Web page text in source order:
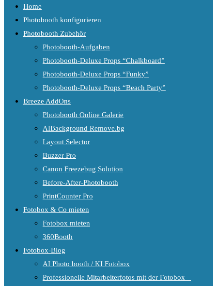
Home
Photobooth konfigurieren
Photobooth Zubehör
Photobooth-Aufgaben
Photobooth-Deluxe Props “Chalkboard”
Photobooth-Deluxe Props “Funky”
Photobooth-Deluxe Props “Beach Party”
Breeze AddOns
Photobooth Online Galerie
AIBackground Remove.bg
Layout Selector
Buzzer Pro
Canon Freezebug Solution
Before-After-Photobooth
PrintCounter Pro
Fotobox & Co mieten
Fotobox mieten
360Booth
Fotobox-Blog
AI Photo booth / KI Fotobox
Professionelle Mitarbeiterfotos mit der Fotobox –